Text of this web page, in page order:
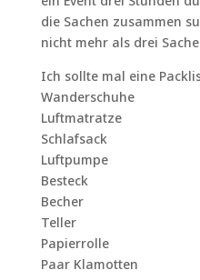
die Sachen zusammen
nicht mehr als drei
Ich sollte mal eine
Wanderschuhe
Luftmatratze
Schlafsack
Luftpumpe
Besteck
Becher
Teller
Papierrolle
Paar Klamotten